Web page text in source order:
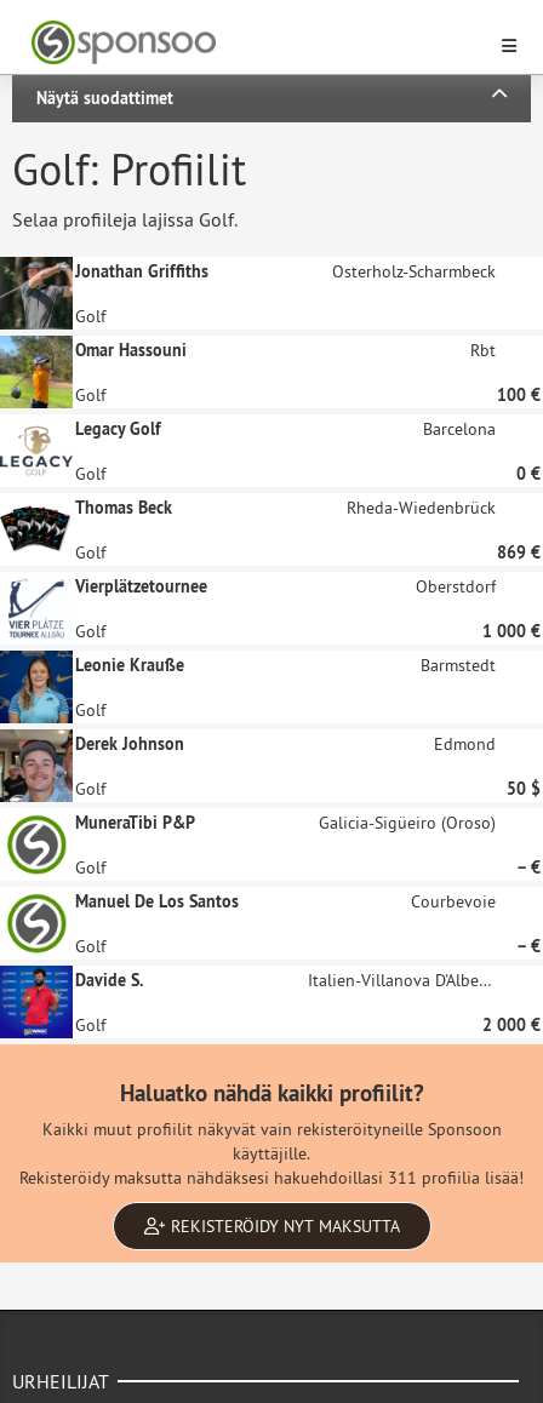
Näytä suodattimet
Golf: Profiilit
Selaa profiileja lajissa Golf.
Jonathan Griffiths Osterholz-Scharmbeck
Golf
Omar Hassouni
Rbt
Golf
100 €
Legacy Golf
Barcelona
Golf
0 €
Thomas Beck
Rheda-Wiedenbrück
Golf
869 €
Vierplätzetournee
Oberstdorf
Golf
1 000 €
Leonie Krauße
Barmstedt
Golf
Derek Johnson
Edmond
Golf
50 $
MuneraTibi P&P
Galicia-Sigüeiro (Oroso)
Golf
– €
Manuel De Los Santos
Courbevoie
Golf
– €
Davide S.
Italien-Villanova D'Albenga
Golf 2 000 €
Haluatko nähdä kaikki profiilit?
Kaikki muut profiilit näkyvät vain rekisteröityneille Sponsoon
käyttäjille.
Rekisteröidy maksutta nähdäksesi hakuehdoillasi 311 profiilia lisää!
REKISTERÖIDY NYT MAKSUTTA
URHEILIJAT